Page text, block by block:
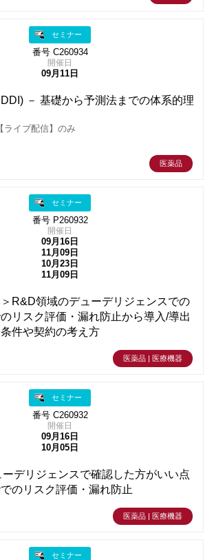
セミナー
番号 C260934
開催日
09月11日
－ 基礎から予測法までの体系的理
ライブ配信】のみ
医薬品
セミナー
番号 P260932
開催日
09月16日
11月09日
10月23日
11月09日
R&D領域のデューデリジェンスでの
リスク評価・漏れ防止から導入/導出
件や契約の考え方
医薬品 | 医療機器
セミナー
番号 C260932
開催日
09月16日
10月05日
デリジェンスで確認した方がいい点
のリスク評価・漏れ防止
医薬品 | 医療機器
セミナー